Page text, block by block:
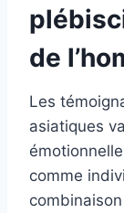
de
Les
asiatiques
comme